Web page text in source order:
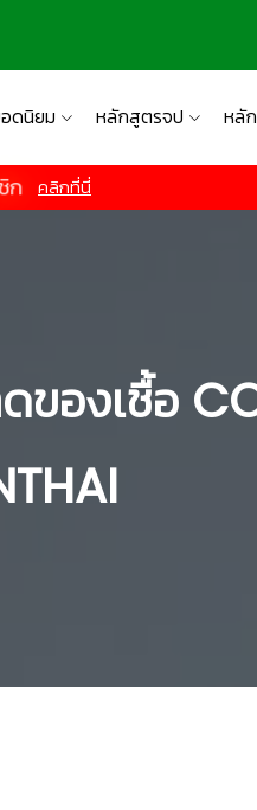
ดนิยม หลักสูตรจป หลั
ก คลิกที่นี่
ของเชื้อ